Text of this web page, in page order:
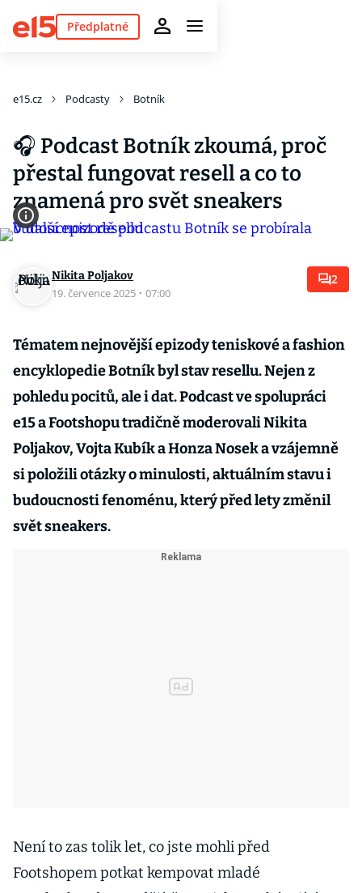
Předplatné
e15.cz Podcasty Botník
🎧 Podcast Botník zkoumá, proč
přestal fungovat resell a co to
znamená pro svět sneakers
Nikita Poljakov
19. července 2025 · 07:00
2
Tématem nejnovější epizody teniskové a fashion
encyklopedie Botník byl stav resellu. Nejen z
pohledu pocitů, ale i dat. Podcast ve spolupráci
e15 a Footshopu tradičně moderovali Nikita
Poljakov, Vojta Kubík a Honza Nosek a vzájemně
si položili otázky o minulosti, aktuálním stavu i
budoucnosti fenoménu, který před lety změnil
svět sneakers.
Není to zas tolik let, co jste mohli před
Footshopem potkat kempovat mladé